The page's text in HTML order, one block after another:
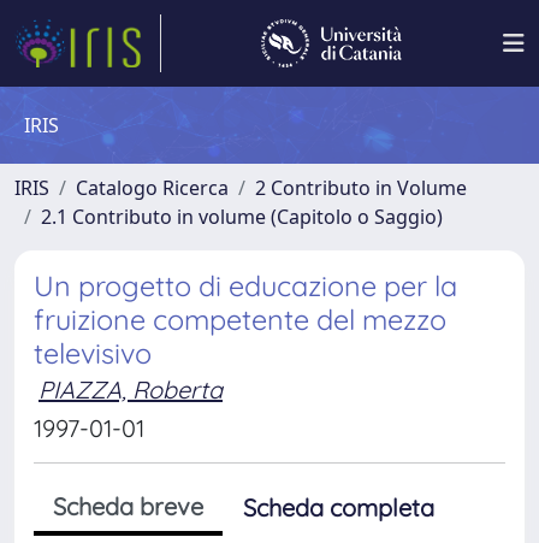
IRIS
IRIS Catalogo Ricerca
2 Contributo in Volume
2.1 Contributo in volume (Capitolo o Saggio)
Un progetto di educazione per la
fruizione competente del mezzo
televisivo
PIAZZA, Roberta
1997-01-01
Scheda breve
Scheda completa